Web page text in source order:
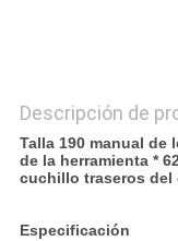
PRIVACY
POLICY
Descripción de
Talla 190 manual de
de la herramienta *
cuchillo traseros del
Especificación